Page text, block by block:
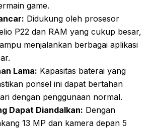
game.
Didukung oleh prosesor
P22 dan RAM yang cukup besar,
menjalankan berbagai aplikasi
Lama: Kapasitas baterai yang
ponsel ini dapat bertahan
dengan penggunaan normal.
Dapat Diandalkan: Dengan
13 MP dan kamera depan 5